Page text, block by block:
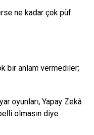
ne kadar çok püf
bir anlam vermediler;
oyunları, Yapay Zekâ
olmasın diye